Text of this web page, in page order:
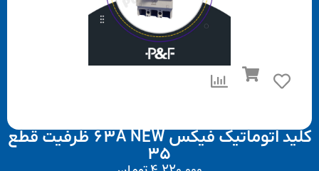
کلید اتوماتیک فیکس 63A NEW ظرفیت قطع